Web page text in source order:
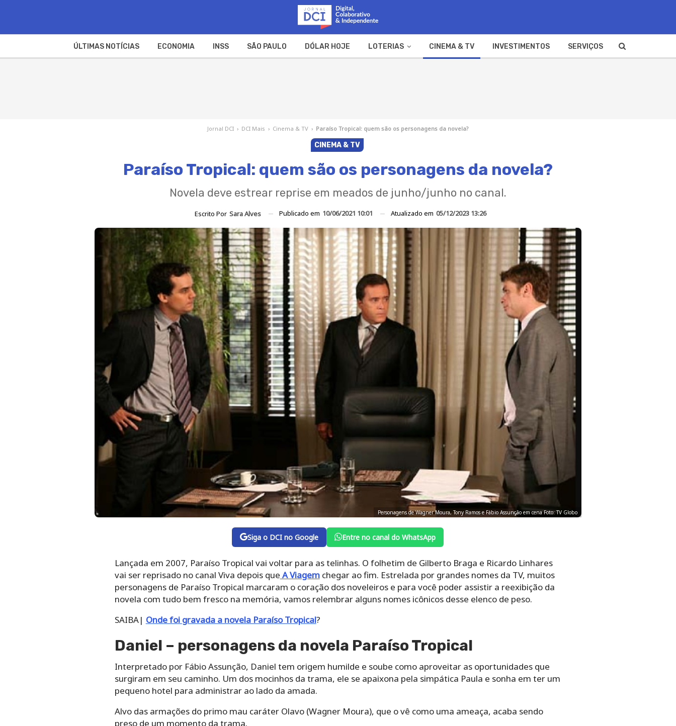
ÚLTIMAS NOTÍCIAS ECONOMIA INSS SÃO PAULO DÓLAR HOJE LOTERIAS CINEMA & TV INVESTIMENTOS SERVIÇOS
Jornal DCI › DCI Mais › Cinema & TV › Paraíso Tropical: quem são os personagens da novela?
CINEMA & TV
Paraíso Tropical: quem são os personagens da novela?
Novela deve estrear reprise em meados de junho/junho no canal.
Escrito Por Sara Alves Publicado em 10/06/2021 10:01 Atualizado em 05/12/2023 13:26
Personagens de Wagner Moura, Tony Ramos e Fábio Assunção em cena Foto: TV Globo
Siga o DCI no Google Entre no canal do WhatsApp
Lançada em 2007, Paraíso Tropical vai voltar para as telinhas. O folhetim de Gilberto Braga e Ricardo Linhares
vai ser reprisado no canal Viva depois que A Viagemchegar ao fim. Estrelada por grandes nomes da TV, muitos
personagens de Paraíso Tropical marcaram o coração dos noveleiros e para você poder assistir a reexibição da
novela com tudo bem fresco na memória, vamos relembrar alguns nomes icônicos desse elenco de peso.
SAIBA| Onde foi gravada a novela Paraíso Tropical?
Daniel – personagens da novela Paraíso Tropical
Interpretado por Fábio Assunção, Daniel tem origem humilde e soube como aproveitar as oportunidades que
surgiram em seu caminho. Um dos mocinhos da trama, ele se apaixona pela simpática Paula e sonha em ter um
pequeno hotel para administrar ao lado da amada.
Alvo das armações do primo mau caráter Olavo (Wagner Moura), que o vê como uma ameaça, acaba sendo
preso de um momento da trama.